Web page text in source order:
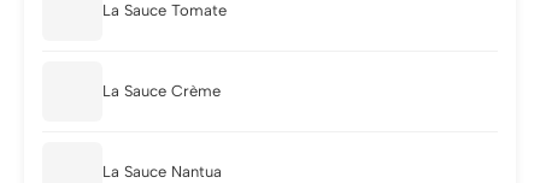
La Sauce Tomate
La Sauce Crème
La Sauce Nantua